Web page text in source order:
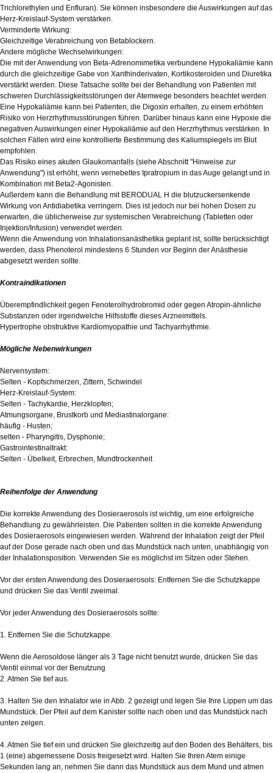
Trichlorethylen und Enfluran). Sie können insbesondere die Auswirkungen auf das
Herz-Kreislauf-System verstärken.
Verminderte Wirkung:
Gleichzeitige Verabreichung von Betablockern.
Andere mögliche Wechselwirkungen:
Die mit der Anwendung von Beta-Adrenomimetika verbundene Hypokaliämie kann
durch die gleichzeitige Gabe von Xanthinderivaten, Kortikosteroiden und Diuretika
verstärkt werden. Diese Tatsache sollte bei der Behandlung von Patienten mit
schweren Durchlässigkeitsstörungen der Atemwege besonders beachtet werden.
Eine Hypokaliämie kann bei Patienten, die Digoxin erhalten, zu einem erhöhten
Risiko von Herzrhythmusstörungen führen. Darüber hinaus kann eine Hypoxie die
negativen Auswirkungen einer Hypokaliämie auf den Herzrhythmus verstärken. In
solchen Fällen wird eine kontrollierte Bestimmung des Kaliumspiegels im Blut
empfohlen.
Das Risiko eines akuten Glaukomanfalls (siehe Abschnitt "Hinweise zur
Anwendung") ist erhöht, wenn vernebeltes Ipratropium in das Auge gelangt und in
Kombination mit Beta2-Agonisten.
Außerdem kann die Behandlung mit BERODUAL H die blutzuckersenkende
Wirkung von Antidiabetika verringern. Dies ist jedoch nur bei hohen Dosen zu
erwarten, die üblicherweise zur systemischen Verabreichung (Tabletten oder
Injektion/Infusion) verwendet werden.
Wenn die Anwendung von Inhalationsanästhetika geplant ist, sollte berücksichtigt
werden, dass Phenoterol mindestens 6 Stunden vor Beginn der Anästhesie
abgesetzt werden sollte.
Kontraindikationen
Überempfindlichkeit gegen Fenoterolhydrobromid oder gegen Atropin-ähnliche
Substanzen oder irgendwelche Hilfsstoffe dieses Arzneimittels.
Hypertrophe obstruktive Kardiomyopathie und Tachyarrhythmie.
Mögliche Nebenwirkungen
Nervensystem:
Selten - Kopfschmerzen, Zittern, Schwindel
Herz-Kreislauf-System:
Selten - Tachykardie, Herzklopfen;
Atmungsorgane, Brustkorb und Mediastinalorgane:
häufig - Husten;
selten - Pharyngitis, Dysphonie;
Gastrointestinaltrakt:
Selten - Übelkeit, Erbrechen, Mundtrockenheit
Reihenfolge der Anwendung
Die korrekte Anwendung des Dosieraerosols ist wichtig, um eine erfolgreiche
Behandlung zu gewährleisten. Die Patienten sollten in die korrekte Anwendung
des Dosieraerosols eingewiesen werden. Während der Inhalation zeigt der Pfeil
auf der Dose gerade nach oben und das Mundstück nach unten, unabhängig von
der Inhalationsposition. Verwenden Sie es möglichst im Sitzen oder Stehen.
Vor der ersten Anwendung des Dosieraerosols: Entfernen Sie die Schutzkappe
und drücken Sie das Ventil zweimal.
Vor jeder Anwendung des Dosieraerosols sollte:
1. Entfernen Sie die Schutzkappe.
Wenn die Aerosoldose länger als 3 Tage nicht benutzt wurde, drücken Sie das
Ventil einmal vor der Benutzung
2. Atmen Sie tief aus.
3. Halten Sie den Inhalator wie in Abb. 2 gezeigt und legen Sie Ihre Lippen um das
Mundstück. Der Pfeil auf dem Kanister sollte nach oben und das Mundstück nach
unten zeigen.
4. Atmen Sie tief ein und drücken Sie gleichzeitig auf den Boden des Behälters, bis
1 (eine) abgemessene Dosis freigesetzt wird. Halten Sie Ihren Atem einige
Sekunden lang an, nehmen Sie dann das Mundstück aus dem Mund und atmen